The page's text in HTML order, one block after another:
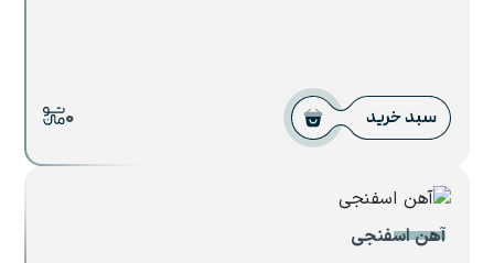
سبد خرید 0
آهن اسفنجی